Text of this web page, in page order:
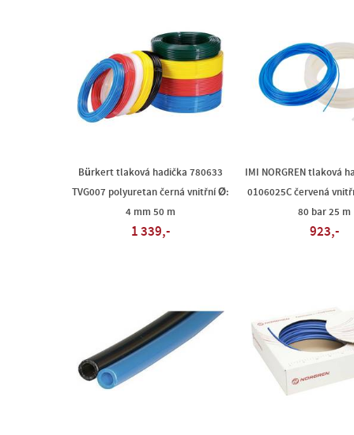
Bürkert tlaková hadička 780633
TVG007 polyuretan černá vnitřní Ø:
4 mm 50 m
1 339,-
IMI NORGREN tlaková
0106025C červená
80 bar 25 m
923,-